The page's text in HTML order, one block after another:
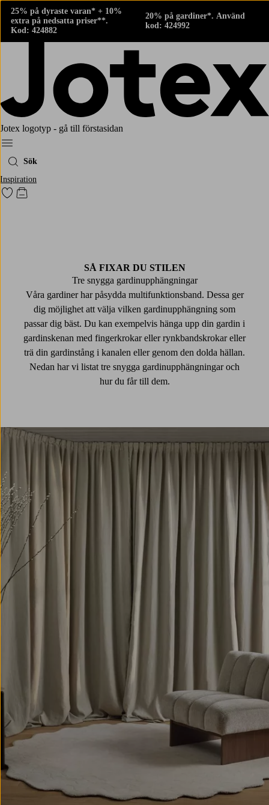
25% på dyraste varan* + 10%
extra på nedsatta priser**.
Kod: 424882
20% på gardiner*. Använd
kod: 424992
Jotex logotyp - gå till förstasidan
Meny
Sök
Inspiration
Gå till favoritmarkerade produkter
Gå till kundvagnen
SÅ FIXAR DU STILEN
Tre snygga gardinupphängningar
Våra gardiner har påsydda multifunktionsband. Dessa ger
dig möjlighet att välja vilken gardinupphängning som
passar dig bäst. Du kan exempelvis hänga upp din gardin i
gardinskenan med fingerkrokar eller rynkbandskrokar eller
trä din gardinstång i kanalen eller genom den dolda hällan.
Nedan har vi listat tre snygga gardinupphängningar och
hur du får till dem.